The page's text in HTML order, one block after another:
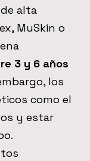
alta
MuSkin o
3 y 6 años
los
como el
y estar